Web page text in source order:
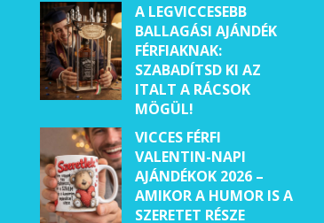
Barátnak/Barátnőnek
Party kellékek
Névnapi ajándékok
Vicces ajándékok
Foglalkozás szerint
Sport/Hobbi szerint
A LEGVICCESEBB
BALLAGÁSI AJÁNDÉK
FÉRFIAKNAK:
SZABADÍTSD KI AZ
ITALT A RÁCSOK
MÖGÜL!
VICCES FÉRFI
VALENTIN-NAPI
AJÁNDÉKOK 2026 –
AMIKOR A HUMOR IS A
SZERETET RÉSZE